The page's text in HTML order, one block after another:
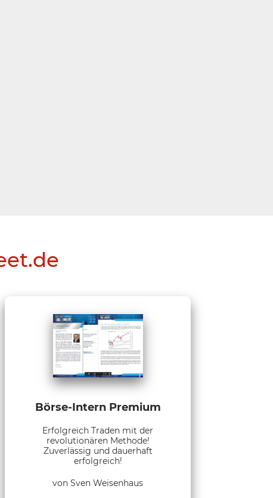
Börse-Intern Premium
Erfolgreich Traden mit der
revolutionären Methode!
Zuverlässig und dauerhaft
erfolgreich!
von Sven Weisenhaus